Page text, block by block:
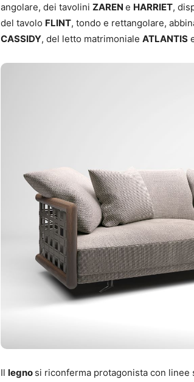
angolare, dei tavolini ZAREN e HARRIET,
del tavolo FLINT, tondo e rettangolare,
CASSIDY, del letto matrimoniale ATLANTIS
Il legno si riconferma protagonista con